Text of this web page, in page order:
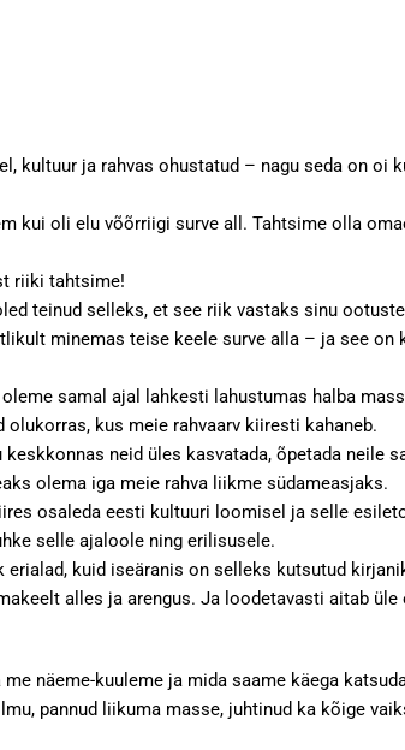
kultuur ja rahvas ohustatud – nagu seda on oi
kui oli elu võõrriigi surve all. Tahtsime olla
riiki tahtsime!
teinud selleks, et see riik vastaks sinu
minemas teise keele surve alla – ja see
samal ajal lahkesti lahustumas halba
kus meie rahvaarv kiiresti kahaneb.
neid üles kasvatada, õpetada neile
olema iga meie rahva liikme südameasjaks.
osaleda eesti kultuuri loomisel ja selle
selle ajaloole ning erilisusele.
kuid iseäranis on selleks kutsutud
alles ja arengus. Ja loodetavasti aitab
näeme-kuuleme ja mida saame käega
pannud liikuma masse, juhtinud ka kõige